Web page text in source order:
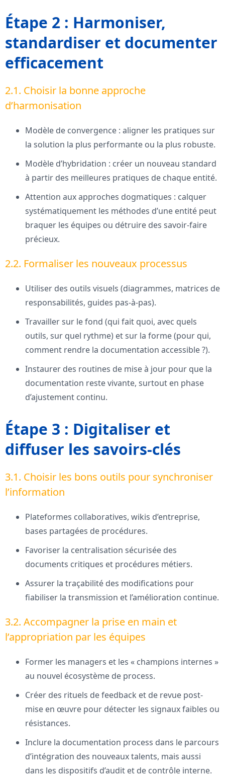
Étape 2 : Harmoniser,
standardiser et documenter
efficacement
2.1. Choisir la bonne approche
d’harmonisation
Modèle de convergence : aligner les pratiques sur
la solution la plus performante ou la plus robuste.
Modèle d’hybridation : créer un nouveau standard
à partir des meilleures pratiques de chaque entité.
Attention aux approches dogmatiques : calquer
systématiquement les méthodes d’une entité peut
braquer les équipes ou détruire des savoir-faire
précieux.
2.2. Formaliser les nouveaux processus
Utiliser des outils visuels (diagrammes, matrices de
responsabilités, guides pas-à-pas).
Travailler sur le fond (qui fait quoi, avec quels
outils, sur quel rythme) et sur la forme (pour qui,
comment rendre la documentation accessible ?).
Instaurer des routines de mise à jour pour que la
documentation reste vivante, surtout en phase
d’ajustement continu.
Étape 3 : Digitaliser et
diffuser les savoirs-clés
3.1. Choisir les bons outils pour synchroniser
l’information
Plateformes collaboratives, wikis d’entreprise,
bases partagées de procédures.
Favoriser la centralisation sécurisée des
documents critiques et procédures métiers.
Assurer la traçabilité des modifications pour
fiabiliser la transmission et l’amélioration continue.
3.2. Accompagner la prise en main et
l’appropriation par les équipes
Former les managers et les « champions internes »
au nouvel écosystème de process.
Créer des rituels de feedback et de revue post-
mise en œuvre pour détecter les signaux faibles ou
résistances.
Inclure la documentation process dans le parcours
d’intégration des nouveaux talents, mais aussi
dans les dispositifs d’audit et de contrôle interne.